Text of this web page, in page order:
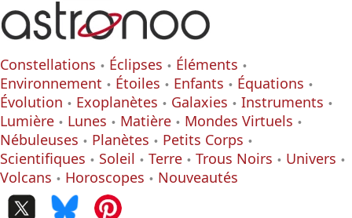
Constellations Éclipses
Éléments
Environnement
Étoiles Enfants
Équations
Évolution
Exoplanètes Galaxies
Instruments
Lumière
Lunes Matière
Mondes Virtuels
Nébuleuses
Planètes
Petits Corps
Scientifiques
Soleil Terre Trous Noirs
Univers
Volcans
Horoscopes Nouveautés